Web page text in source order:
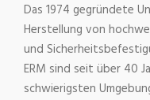
Das 1974 gegründete
Herstellung von
und
ERM sind seit über 40
schwierigsten